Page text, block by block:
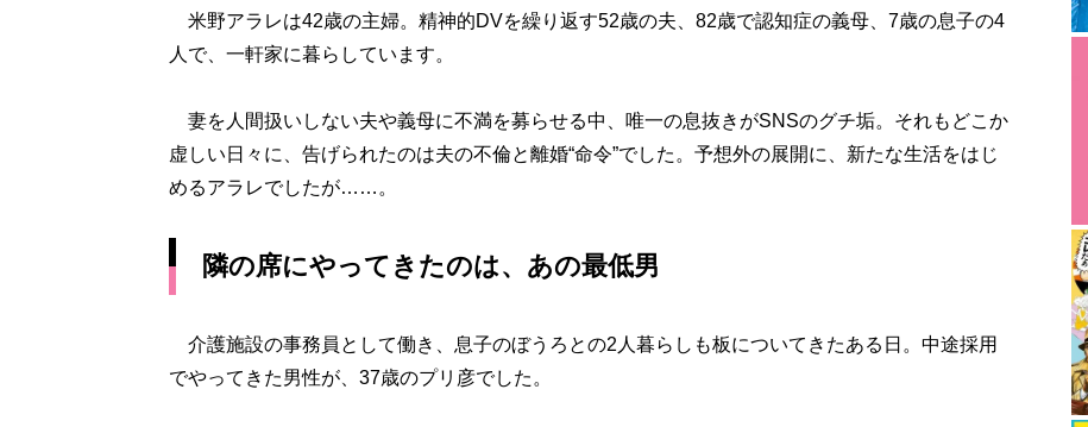
米野アラレは42歳の主婦。精神的DVを繰り返す52歳の夫、82歳で認知症の義母、7歳の息子の4
人で、一軒家に暮らしています。
妻を人間扱いしない夫や義母に不満を募らせる中、唯一の息抜きがSNSのグチ垢。それもどこか
虚しい日々に、告げられたのは夫の不倫と離婚“命令”でした。予想外の展開に、新たな生活をはじ
めるアラレでしたが……。
隣の席にやってきたのは、あの最低男
介護施設の事務員として働き、息子のぼうろとの2人暮らしも板についてきたある日。中途採用
でやってきた男性が、37歳のプリ彦でした。